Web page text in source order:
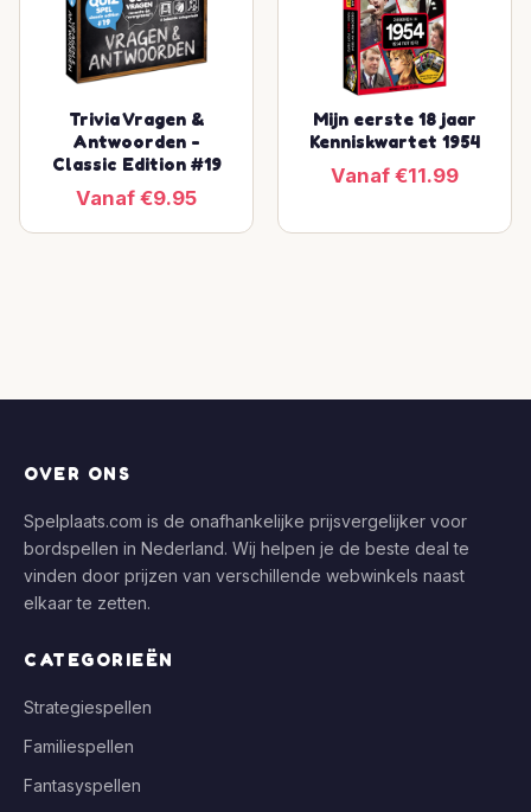
Trivia Vragen &
Antwoorden -
Classic Edition #19
Vanaf €9.95
Mijn eerste 18 jaar
Kenniskwartet 1954
Vanaf €11.99
OVER ONS
Spelplaats.com is de onafhankelijke prijsvergelijker voor
bordspellen in Nederland. Wij helpen je de beste deal te
vinden door prijzen van verschillende webwinkels naast
elkaar te zetten.
CATEGORIEËN
Strategiespellen
Familiespellen
Fantasyspellen